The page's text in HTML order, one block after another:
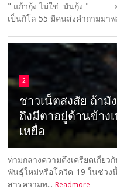
" แก้วกุ้ง ไม่ใช่ มันกุ้ง " อา
เป็นกิโล 55 มีคนส่งคำถามมาพ
2
ชาวเน็ตสงสัย ถ้ามั
ถึงมีตาอยู่ด้านข้าง
เหยื่อ
ท่ามกลางความตึงเครียดเกี่ย
พันธุ์ใหม่หรือโควิด-19 ในช่วง
สารความท... Readmore